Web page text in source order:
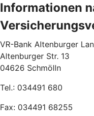
Informationen
VR-Bank Altenburger
Altenburger Str. 13
04626 Schmölln
Tel.: 034491 680
Fax: 034491 68255